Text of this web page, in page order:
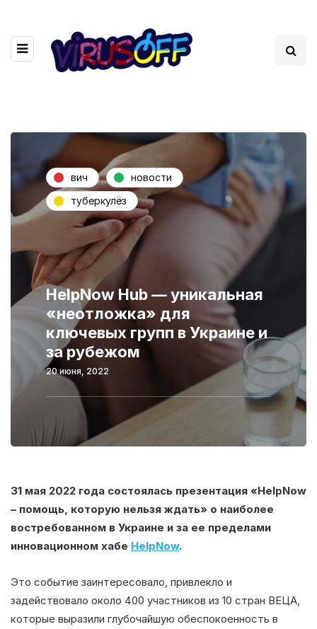
вич
новости
туберкулёз
HelpNow Hub — уникальная
«неотложка» для
ключевых групп в Украине и
за рубежом
20 июня, 2022
31 мая 2022 года состоялась презентация «HelpNow
– помощь, которую нельзя ждать» о наиболее
востребованном в Украине и за ее пределами
инновационном хабе HelpNow.
Это событие заинтересовало, привлекло и
задействовало около 400 участников из 10 стран ВЕЦА,
которые выразили глубочайшую обеспокоенность в